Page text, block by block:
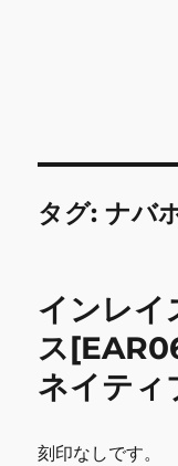
物 etc販売
タグ:ナバ
インレイ
ス
ネイティ
刻印なしです。